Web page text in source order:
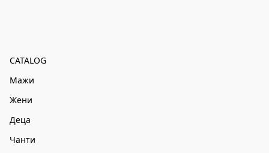
CATALOG
Мажи
Жени
Деца
Чанти